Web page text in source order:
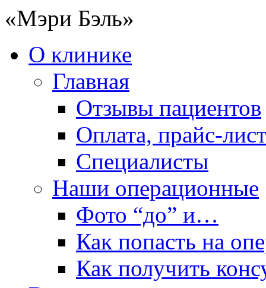
«Мэри Бэль»
О клинике
Главная
Отзывы пациентов
Оплата, прайс-лист
Специалисты
Наши операционные
Фото “до” и…
Как попасть на
Как получить